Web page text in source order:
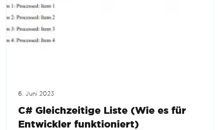
6. Juni 2023
C# Gleichzeitige Liste (Wie es für
Entwickler funktioniert)